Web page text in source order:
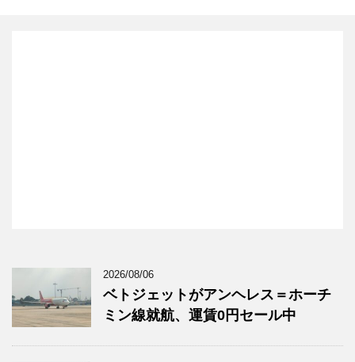
2026/08/06
ベトジェットがアンヘレス＝ホーチ
ミン線就航、運賃0円セール中